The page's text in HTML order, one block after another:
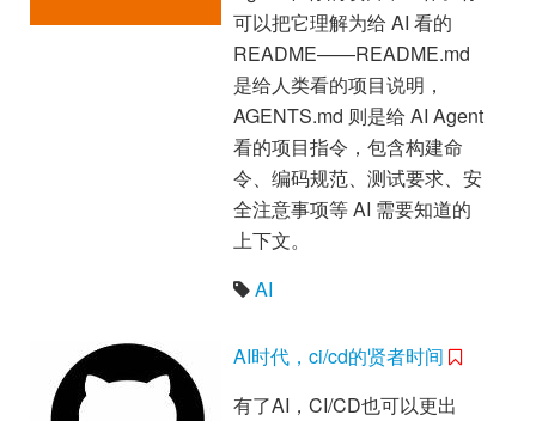
可以把它理解为给 AI 看的
README——README.md
是给人类看的项目说明，
AGENTS.md 则是给 AI Agent
看的项目指令，包含构建命
令、编码规范、测试要求、安
全注意事项等 AI 需要知道的
上下文。
AI
AI时代，ci/cd的贤者时间
有了AI，CI/CD也可以更出